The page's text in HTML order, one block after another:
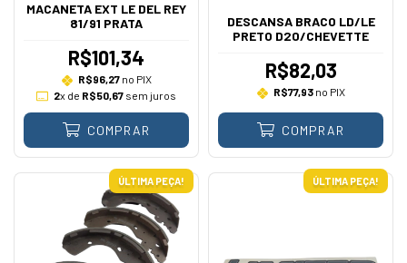
MACANETA EXT LE DEL REY
81/91 PRATA
R$101,34
R$96,27no PIX
2x de R$50,67 sem juros
COMPRAR
DESCANSA BRACO LD/LE
PRETO D20/CHEVETTE
R$82,03
R$77,93no PIX
COMPRAR
ÚLTIMA PEÇA! ÚLTIMA PEÇA!